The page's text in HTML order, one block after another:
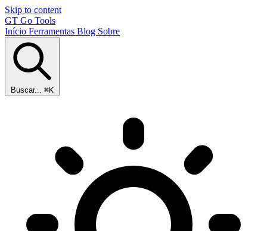
Skip to content
GT Go Tools
Início Ferramentas Blog Sobre
Buscar... ⌘K